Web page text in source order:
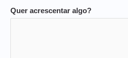
Quer acrescentar algo?